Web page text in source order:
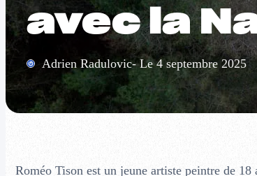
avec la
Adrien Radulovic- Le 4 septembre 2025
Roméo Tison est un jeune artiste peintre de 18